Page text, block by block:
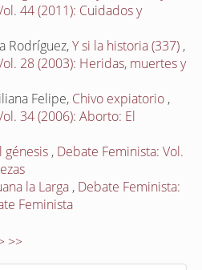
44 (2011): Cuidados y
Rodríguez,Y si la historia (337) ,
28 (2003): Heridas, muertes y
Felipe, Chivo expiatorio ,
34 (2006): Aborto: El
génesis , Debate Feminista: Vol.
la Larga , Debate Feminista:
Feminista
>>